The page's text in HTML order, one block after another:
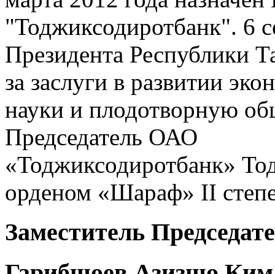
"Тоджиксодиротбанк". 6
Президента Республики
за заслуги в развитии
науки и плодотворную
Председатель ОАО
«Тоджиксодиротбанк»
орденом «Шараф» II
Заместитель